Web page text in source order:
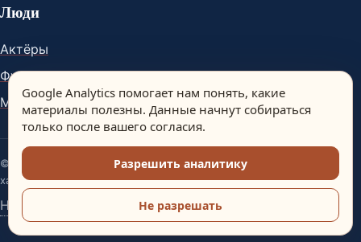
Люди
Актёры
Футболисты
Музыканты
© Spain Dream. Материалы сайта носят информационный
характер.
Настройки аналитики
Google Analytics помогает нам понять, какие
материалы полезны. Данные начнут собираться
только после вашего согласия.
Разрешить аналитику
Не разрешать